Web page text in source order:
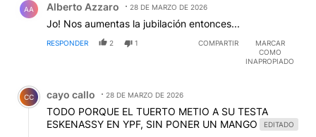
AA Alberto Azzaro 28 DE MARZO DE 2026
Jo! Nos aumentas la jubilación entonces...
RESPONDER 2 1 COMPARTIR
MARCAR
COMO
INAPROPIADO
Comentario de cayo callo.
CC cayo callo 28 DE MARZO DE 2026
TODO PORQUE EL TUERTO METIO A SU TESTA
ESKENASSY EN YPF, SIN PONER UN MANGO
EDITADO